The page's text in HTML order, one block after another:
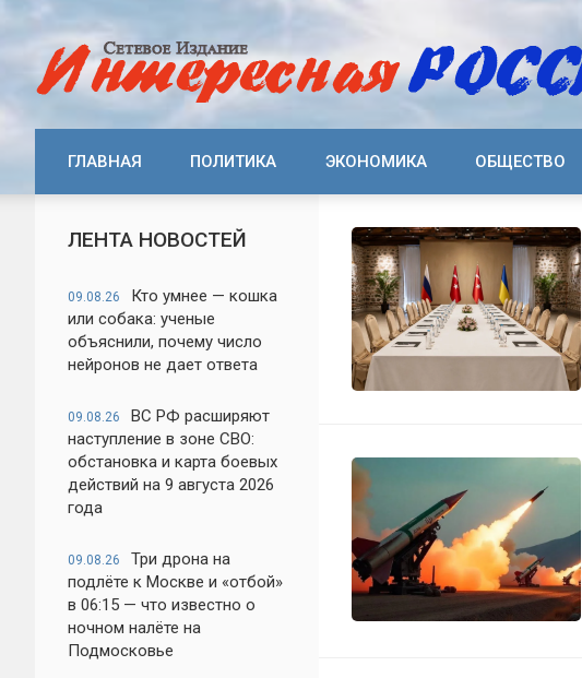
ГЛАВНАЯ ПОЛИТИКА ЭКОНОМИКА ОБЩЕСТВО
ЛЕНТА НОВОСТЕЙ
09.08.26
Кто умнее — кошка
или собака: ученые
объяснили, почему число
нейронов не дает ответа
09.08.26
ВС РФ расширяют
наступление в зоне СВО:
обстановка и карта боевых
действий на 9 августа 2026
года
09.08.26
Три дрона на
подлёте к Москве и «отбой»
в 06:15 — что известно о
ночном налёте на
Подмосковье